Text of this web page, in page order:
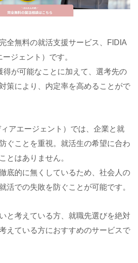
全無料の就活支援サービス、FIDIA
ジェント）です。
得が可能なことに加えて、選考先の
策により、内定率を高めることがで
アエージェント）では、企業と就
ぐことを重視。就活生の希望に合わ
とはありません。
底的に無くしているため、社会人の
活での失敗を防ぐことが可能です。
と考えている方、就職先選びを絶対
えている方におすすめのサービスで